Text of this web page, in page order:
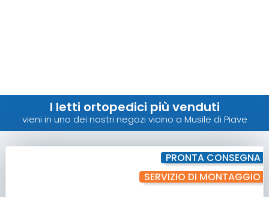
I letti ortopedici più venduti
vieni in uno dei nostri negozi vicino a Musile di Piave
PRONTA CONSEGNA
SERVIZIO DI MONTAGGIO